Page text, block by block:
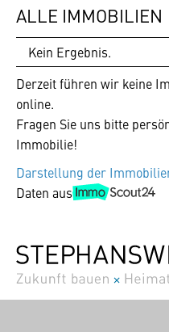
ALLE IMMOBILIEN
Kein Ergebnis.
Derzeit führen wir keine
online.
Fragen Sie uns bitte
Immobilie!
Darstellung der
Daten aus